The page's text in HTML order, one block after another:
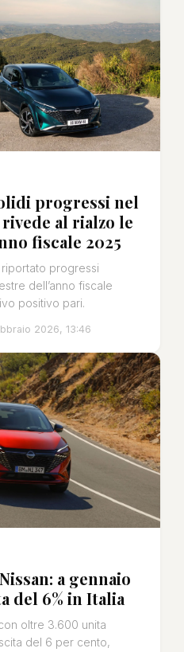
progressi nel
al rialzo le
fiscale 2025
riportato progressi
dell’anno fiscale
positivo pari.
2026, 13:46
a gennaio
del 6% in Italia
oltre 3.600 unita
del 6 per cento,